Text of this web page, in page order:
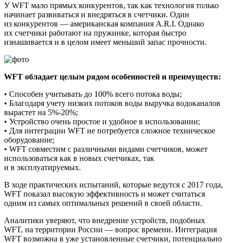
У WFT мало прямых конкурентов, так как технология только
начинает развиваться и внедряться в счетчики. Один
из конкурентов — американская компания A.R.I. Однако
их счетчики работают на пружинке, которая быстро
изнашивается и в целом имеет меньший запас прочности.
WFT обладает целым рядом особенностей и преимуществ:
• Способен учитывать до 100% всего потока воды;
• Благодаря учету низких потоков воды выручка водоканалов
вырастет на 5%-20%;
• Устройство очень простое и удобное в использовании;
• Для интеграции WFT не потребуется сложное техническое
оборудование;
• WFT совместим с различными видами счетчиков, может
использоваться как в новых счетчиках, так
и в эксплуатируемых.
В ходе практических испытаний, которые ведутся с 2017 года,
WFT показал высокую эффективность и может считаться
одним из самых оптимальных решений в своей области.
Аналитики уверяют, что внедрение устройств, подобных
WFT, на территории России — вопрос времени. Интеграция
WFT возможна в уже установленные счетчики, потенциально